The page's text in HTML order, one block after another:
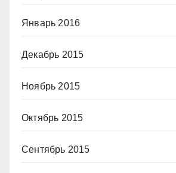
Январь 2016
Декабрь 2015
Ноябрь 2015
Октябрь 2015
Сентябрь 2015